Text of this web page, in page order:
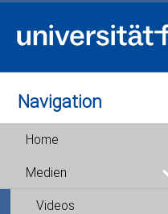
Navigation
Home
Medien
Videos